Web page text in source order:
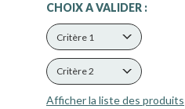
CHOIX A VALIDER :
Critère 1
Critère 2
Afficher la liste des produits